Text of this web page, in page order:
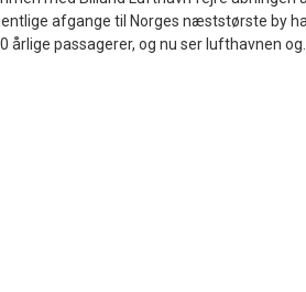
afgange til Norges næststørste by
årlige passagerer, og nu ser lufthavnen og...